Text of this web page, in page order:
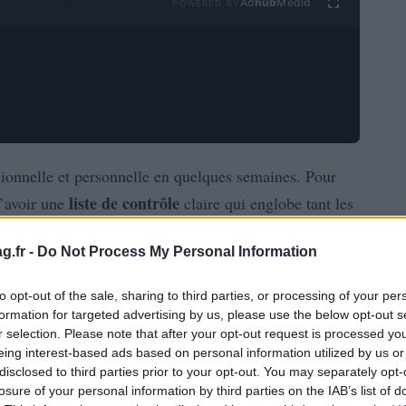
- Do Not Process My Personal Information
opt-out of the sale, sharing to third parties, or processing of your
for targeted advertising by us, please use the below opt-out
selection. Please note that after your opt-out request is processed
interest-based ads based on personal information utilized by us
to third parties prior to your opt-out. You may separately
of your personal information by third parties on the IAB’s list of
et personnelle en quelques semaines. Pour
une liste de contrôle claire qui englobe tant les
se concentre sur les étapes à accomplir
avec de bonnes habitudes, une
L’objectif est simple : remplacer
pour les nouveaux médecins, depuis
dubudgetet à la protection parassurance. Il inclut